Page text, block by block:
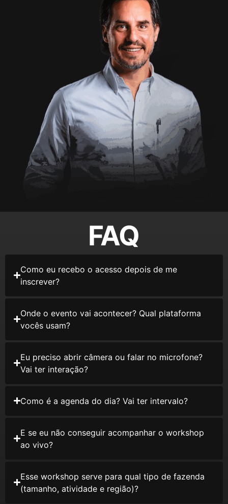
FAQ
Como eu recebo o acesso depois de me
inscrever?
Onde o evento vai acontecer? Qual plataforma
vocês usam?
Eu preciso abrir câmera ou falar no microfone?
Vai ter interação?
Como é a agenda do dia? Vai ter intervalo?
E se eu não conseguir acompanhar o workshop
ao vivo?
Esse workshop serve para qual tipo de fazenda
(tamanho, atividade e região)?